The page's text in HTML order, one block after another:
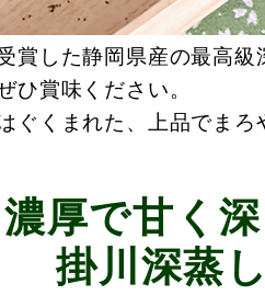
賞した静岡県産の最高
ひ賞味ください。
ぐくまれた、上品でま
濃厚で甘く
掛川深蒸